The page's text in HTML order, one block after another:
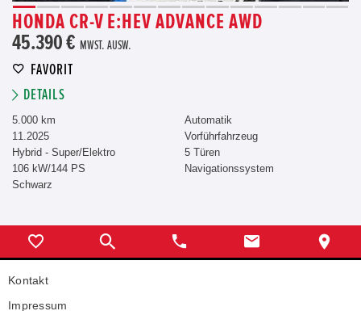
HONDA CR-V E:HEV ADVANCE AWD
45.390 € MWST. AUSW.
FAVORIT
DETAILS
5.000 km
11.2025
Hybrid - Super/Elektro
106 kW/144 PS
Schwarz
Automatik
Vorführfahrzeug
5 Türen
Navigationssystem
Kontakt
Impressum